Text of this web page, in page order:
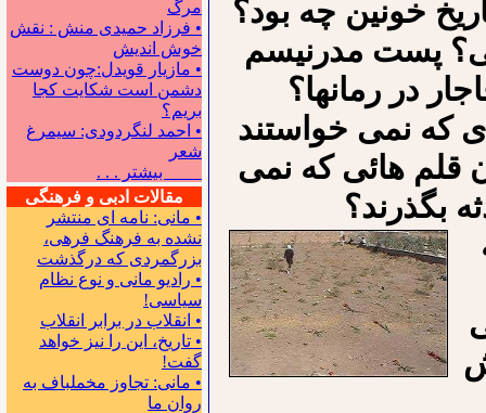
مرگ
• فرزاد حمیدی منش : نقش
خوش اندیش
• مازیار قویدل:چون دوست
دشمن است شکایت کجا
بریم؟
• احمد لنگردودی: سیمرغ
شعر
بیشتر . . .
مقالات ادبی و فرهنگی
• مانی: نامه ای منتشر
نشده به فرهنگ فرهی،
بزرگمردی که درگذشت
• رادیو مانی و نوع نظام
سیاسی!
• انقلاب در برابر انقلاب
• تاریخ، این را نیز خواهد
گفت!
• مانی: تجاوز مخملباف به
روان ما
خونین چه بود؟
پست مدرنیسم
در رمانها؟
که نمی خواستند
قلم هائی که نمی
بگذرند؟